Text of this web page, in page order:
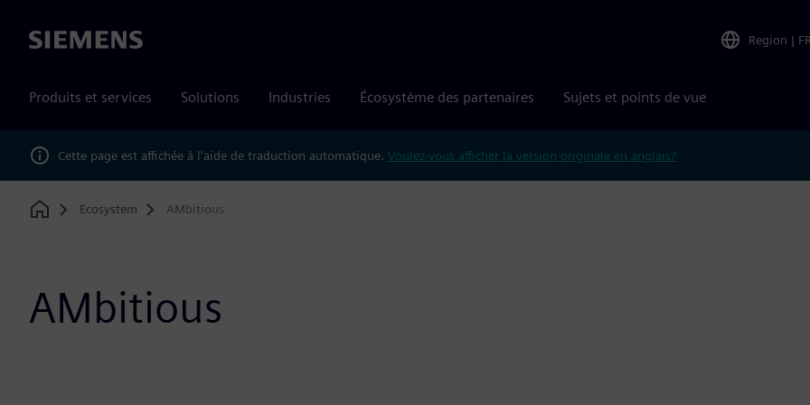
Siemens Region | FR
Produits et services Solutions Industries Écosystème des partenaires Sujets et points de vue
Cette page est affichée à l'aide de traduction automatique. Voulez-vous afficher la version originale en anglais?
Home
Ecosystem AMbitious
AMbitious